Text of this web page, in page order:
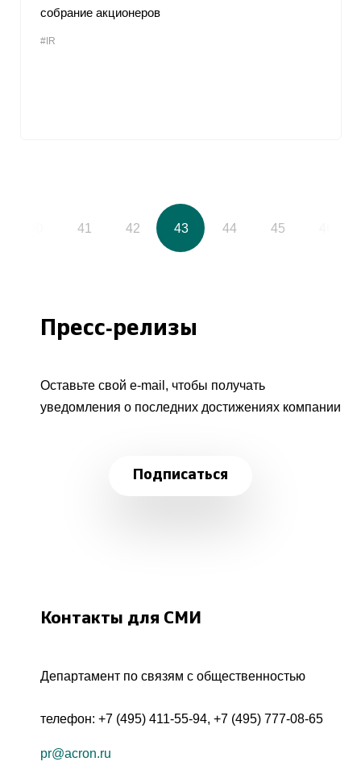
собрание акционеров
#IR
41 42 43 44 45
Пресс-релизы
Оставьте свой e-mail, чтобы получать
уведомления о последних достижениях компании
Подписаться
Контакты для СМИ
Департамент по связям с общественностью
телефон: +7 (495) 411-55-94, +7 (495) 777-08-65
pr@acron.ru